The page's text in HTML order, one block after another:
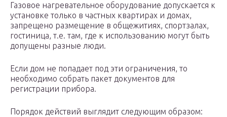
Газовое нагревательное оборудование допускается к
установке только в частных квартирах и домах,
запрещено размещение в общежитиях, спортзалах,
гостиница, т.е. там, где к использованию могут быть
допущены разные люди.
Если дом не попадает под эти ограничения, то
необходимо собрать пакет документов для
регистрации прибора.
Порядок действий выглядит следующим образом: